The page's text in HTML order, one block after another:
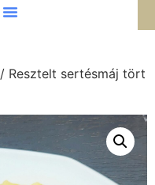
/ Resztelt sertésmáj tört